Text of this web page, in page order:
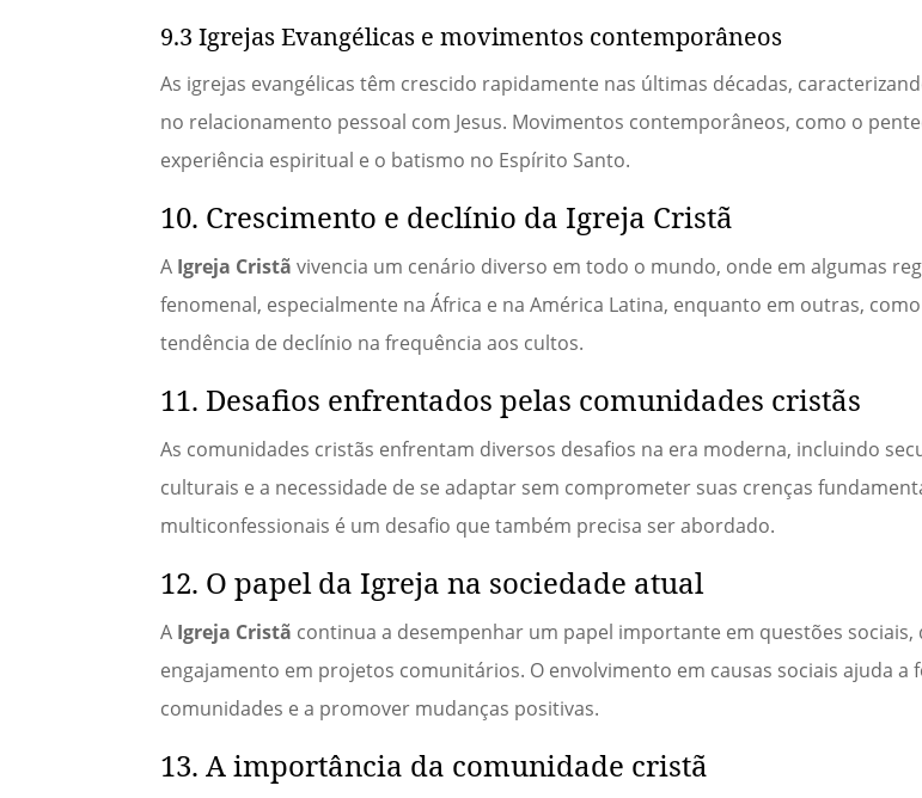
9.3 Igrejas Evangélicas e movimentos contemporâneos
As igrejas evangélicas têm crescido rapidamente nas últimas décadas,
no relacionamento pessoal com Jesus. Movimentos contemporâneos, como o
experiência espiritual e o batismo no Espírito Santo.
10. Crescimento e declínio da Igreja Cristã
A Igreja Cristã vivencia um cenário diverso em todo o mundo, onde em algumas
fenomenal, especialmente na África e na América Latina, enquanto em outras,
tendência de declínio na frequência aos cultos.
11. Desafios enfrentados pelas comunidades cristãs
As comunidades cristãs enfrentam diversos desafios na era moderna, incluindo
culturais e a necessidade de se adaptar sem comprometer suas crenças
multiconfessionais é um desafio que também precisa ser abordado.
12. O papel da Igreja na sociedade atual
A Igreja Cristã continua a desempenhar um papel importante em questões sociais,
engajamento em projetos comunitários. O envolvimento em causas sociais ajuda a
comunidades e a promover mudanças positivas.
13. A importância da comunidade cristã